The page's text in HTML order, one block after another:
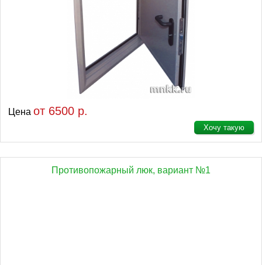
Цена от 6500 р.
Хочу такую
Противопожарный люк, вариант №1